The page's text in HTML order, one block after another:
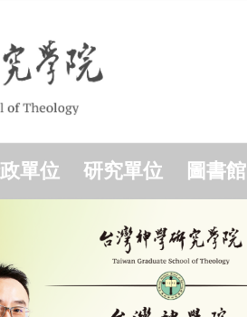
單位 研究單位 圖書館